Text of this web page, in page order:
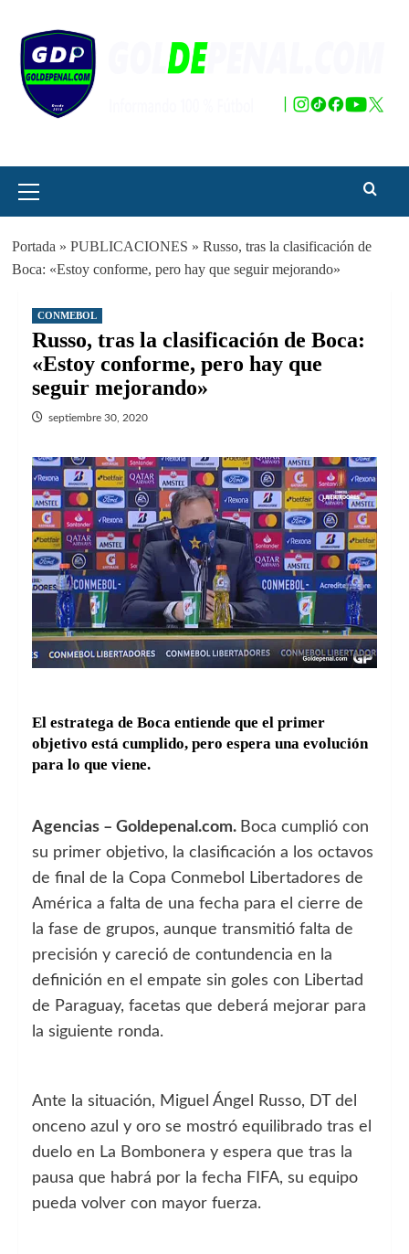
contenido
principal
Portada » PUBLICACIONES » Russo, tras la clasificación de
Boca: «Estoy conforme, pero hay que seguir mejorando»
CONMEBOL
Russo, tras la clasificación de Boca:
«Estoy conforme, pero hay que
seguir mejorando»
septiembre 30, 2020
El estratega de Boca entiende que el primer
objetivo está cumplido, pero espera una evolución
para lo que viene.
Agencias – Goldepenal.com. Boca cumplió con
su primer objetivo, la clasificación a los octavos
de final de la Copa Conmebol Libertadores de
América a falta de una fecha para el cierre de
la fase de grupos, aunque transmitió falta de
precisión y careció de contundencia en la
definición en el empate sin goles con Libertad
de Paraguay, facetas que deberá mejorar para
la siguiente ronda.
Ante la situación, Miguel Ángel Russo, DT del
onceno azul y oro se mostró equilibrado tras el
duelo en La Bombonera y espera que tras la
pausa que habrá por la fecha FIFA, su equipo
pueda volver con mayor fuerza.